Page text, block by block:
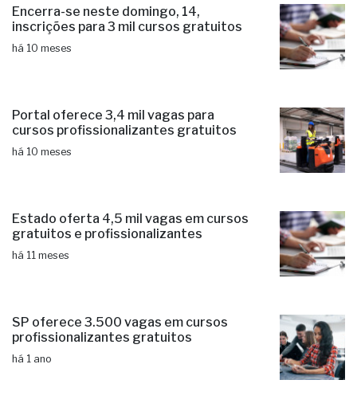
Encerra-se neste domingo, 14,
inscrições para 3 mil cursos gratuitos
há 10 meses
Portal oferece 3,4 mil vagas para
cursos profissionalizantes gratuitos
há 10 meses
Estado oferta 4,5 mil vagas em cursos
gratuitos e profissionalizantes
há 11 meses
SP oferece 3.500 vagas em cursos
profissionalizantes gratuitos
há 1 ano